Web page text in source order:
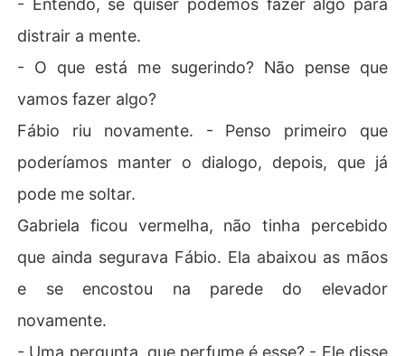
- Entendo, se quiser podemos fazer algo para
distrair a mente.
- O que está me sugerindo? Não pense que
vamos fazer algo?
Fábio riu novamente. - Penso primeiro que
poderíamos manter o dialogo, depois, que já
pode me soltar.
Gabriela ficou vermelha, não tinha percebido
que ainda segurava Fábio. Ela abaixou as mãos
e se encostou na parede do elevador
novamente.
- Uma pergunta, que perfume é esse? - Ele disse